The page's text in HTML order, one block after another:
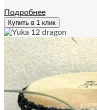
Подробнее
Купить в 1 клик